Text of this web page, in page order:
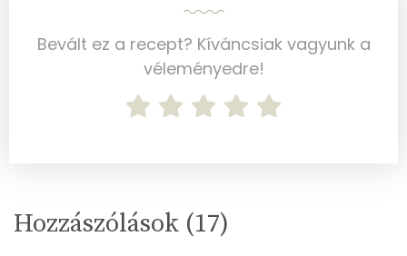
Cink
3 mg
Magnézium
Bevált ez a recept? Kíváncsiak vagyunk a
véleményedre!
Hozzászólások (17)